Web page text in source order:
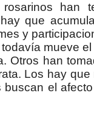
han
que
y
mueve
Otros han
Los hay
buscan el